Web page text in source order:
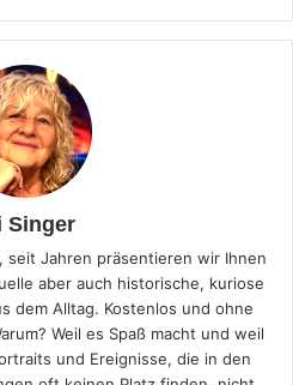
Singer
seit Jahren präsentieren wir Ihnen
aber auch historische, kuriose
dem Alltag. Kostenlos und ohne
Weil es Spaß macht und weil
und Ereignisse, die in den